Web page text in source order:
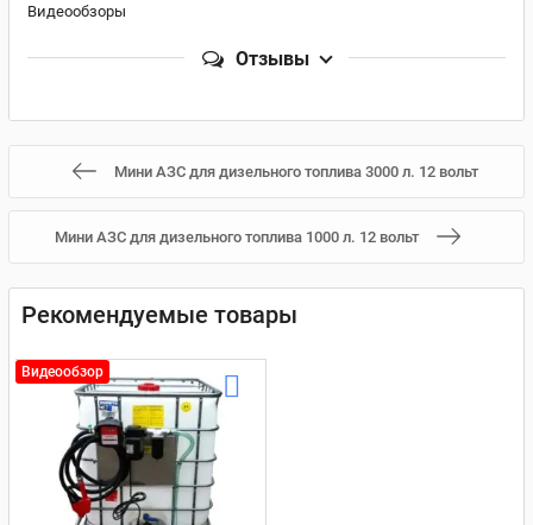
Видеообзоры
Отзывы
Мини АЗС для дизельного топлива 3000 л. 12 вольт
Мини АЗС для дизельного топлива 1000 л. 12 вольт
Рекомендуемые товары
Видеообзор